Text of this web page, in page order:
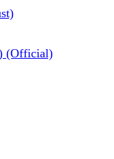
(Official)